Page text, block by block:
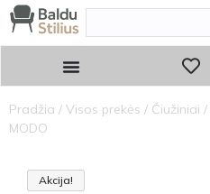
Pradžia / Visos prekės / Čiužiniai /
MODO
Akcija!
Akcija
Akcija!